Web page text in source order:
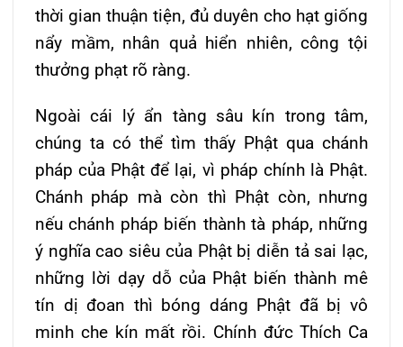
thời gian thuận tiện, đủ duyên cho hạt giống
nẩy mầm, nhân quả hiển nhiên, công tội
thưởng phạt rõ ràng.
Ngoài cái lý ẩn tàng sâu kín trong tâm,
chúng ta có thể tìm thấy Phật qua chánh
pháp của Phật để lại, vì pháp chính là Phật.
Chánh pháp mà còn thì Phật còn, nhưng
nếu chánh pháp biến thành tà pháp, những
ý nghĩa cao siêu của Phật bị diễn tả sai lạc,
những lời dạy dỗ của Phật biến thành mê
tín dị đoan thì bóng dáng Phật đã bị vô
minh che kín mất rồi. Chính đức Thích Ca